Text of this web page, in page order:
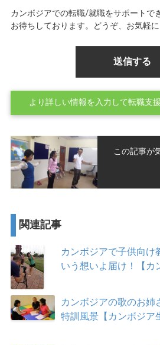
カンボジアでの転職/就職をサポートで
お待ちしております。どうぞ、お気軽
より詳しい情報を入力して転職支
この記事が
関連記事
カンボジアで子供向け
いう想いよ届け！【カ
カンボジアの歌のお姉
特訓風景【カンボジア